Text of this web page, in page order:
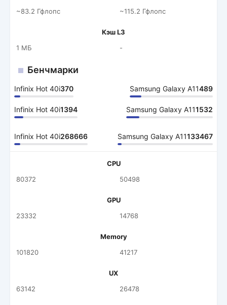
~83.2 Гфлопс
~115.2 Гфлопс
Кэш L3
1 МБ
-
Бенчмарки
Infinix Hot 40i370 Samsung Galaxy A11489
Infinix Hot 40i1394 Samsung Galaxy A111532
Infinix Hot 40i268666 Samsung Galaxy A11133467
CPU
80372
50498
GPU
23332
14768
Memory
101820
41217
UX
63142
26478